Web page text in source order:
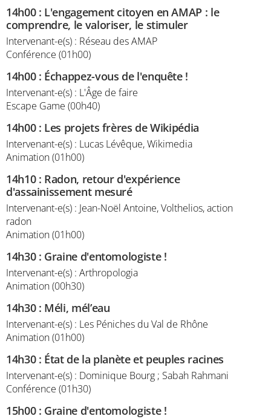
14h00: L'engagement citoyen en AMAP : le
comprendre, le valoriser, le stimuler
Intervenant-e(s) : Réseau des AMAP
Conférence (01h00)
14h00: Échappez-vous de l'enquête !
Intervenant-e(s) : L'Âge de faire
Escape Game (00h40)
14h00: Les projets frères de Wikipédia
Intervenant-e(s) : Lucas Lévêque, Wikimedia
Animation (01h00)
14h10: Radon, retour d'expérience
d'assainissement mesuré
Intervenant-e(s) : Jean-Noël Antoine, Volthelios, action
radon
Animation (01h00)
14h30: Graine d'entomologiste !
Intervenant-e(s) : Arthropologia
Animation (00h30)
14h30: Méli, mél’eau
Intervenant-e(s) : Les Péniches du Val de Rhône
Animation (01h00)
14h30: État de la planète et peuples racines
Intervenant-e(s) : Dominique Bourg ; Sabah Rahmani
Conférence (01h30)
15h00: Graine d'entomologiste !